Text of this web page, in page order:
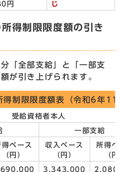
円
じ
得制限限度額の引き
「全部支給」と「一部支
が引き上げられます。
得制限限度額表（令和6年11
受給資格者本人
一部支給
得ベース
（円）
収入ベース
（円）
所得ベ
（
690,000 3,343,000